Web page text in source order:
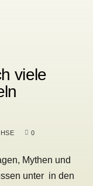
viele
0
Mythen und
unter in den